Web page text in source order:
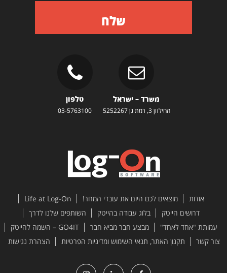
שלח
משרד – ישראל
החילזון 3, רמת גן 5252267
טלפון
03-5763100
אודות מוצאים לכם היום את עובדי המחר!
Life at Log-On
דרושים הייטק
בלוג עבודה בהייטק
השותפים שלנו לדרך
עמותת "אחד לאחד"
מבצע חבר מביא חבר
GO4IT – השמה להייטק
צור קשר
תקנון האתר, תנאי השימוש ומדיניות הפרטיות הצהרת נגישות